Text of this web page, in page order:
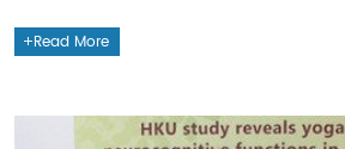
Read More